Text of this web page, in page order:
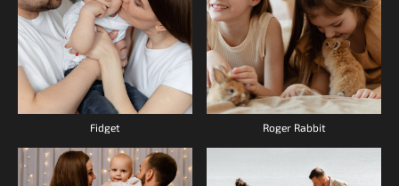
Fidget Roger Rabbit